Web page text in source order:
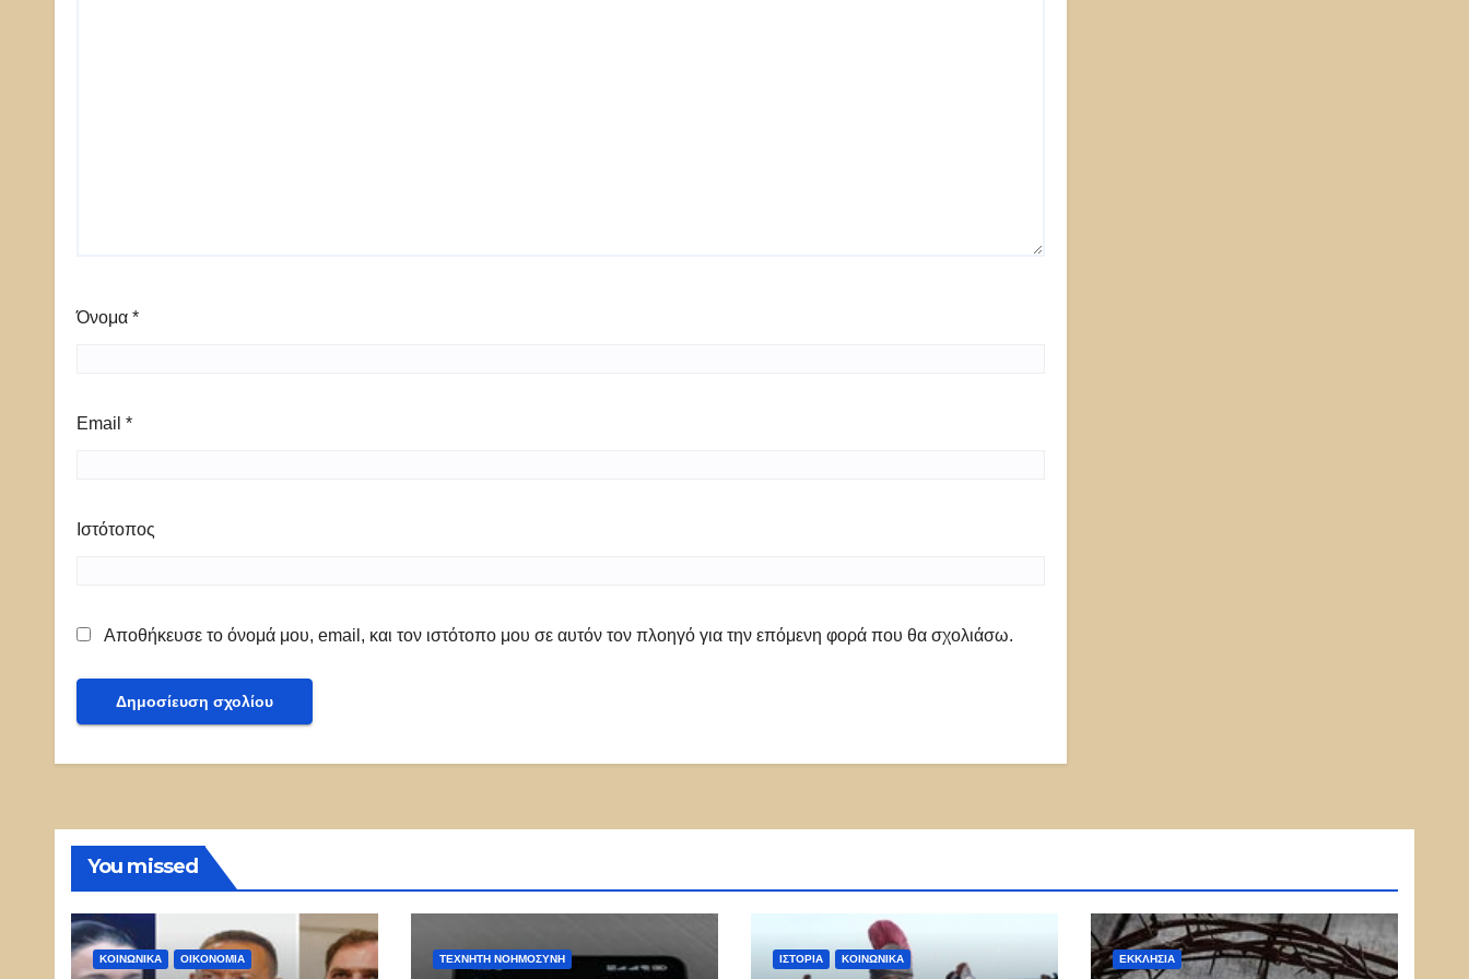
Όνομα *
Email *
Ιστότοπος
Αποθήκευσε το όνομά μου, email, και τον ιστότοπο μου σε αυτόν τον πλοηγό για την επόμενη φορά που θα σχολιάσω.
You missed
ΚΟΙΝΩΝΙΚΑ ΟΙΚΟΝΟΜΙΑ ΤΕΧΝΗΤΉ ΝΟΗΜΟΣΎΝΗ ΙΣΤΟΡΊΑ ΚΟΙΝΩΝΙΚΑ ΕΚΚΛΗΣΊΑ